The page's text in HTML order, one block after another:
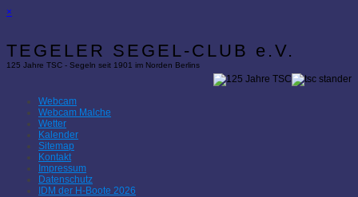
×
TEGELER SEGEL-CLUB e.V.
125 Jahre TSC - Segeln seit 1901 im Norden Berlins
Webcam
Webcam Malche
Wetter
Kalender
Sitemap
Kontakt
Impressum
Datenschutz
IDM der H-Boote 2026